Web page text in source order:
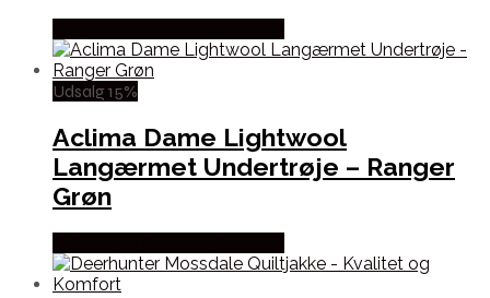
Udsalg 15%
Aclima Dame Lightwool
Langærmet Undertrøje – Ranger
Grøn